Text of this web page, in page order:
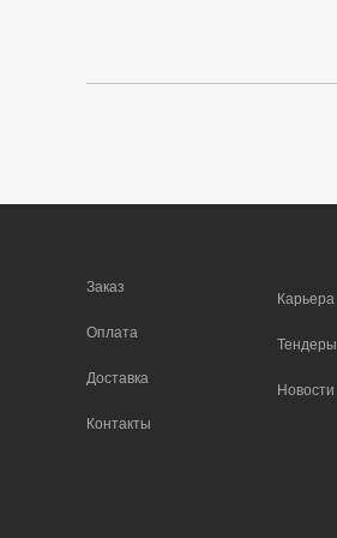
Заказ
Оплата
Доставка
Контакты
Карьера
Тендеры
Новости